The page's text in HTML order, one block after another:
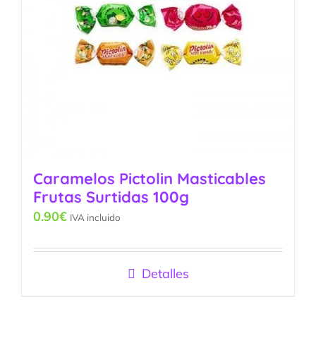
Caramelos Pictolin Masticables
Frutas Surtidas 100g
0.90€ IVA incluido
Detalles